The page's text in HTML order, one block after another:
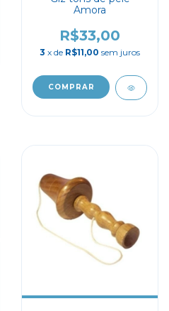
Amora
R$33,00
3 x de R$11,00 sem juros